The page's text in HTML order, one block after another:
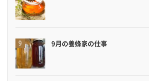
9月の養蜂家の仕事